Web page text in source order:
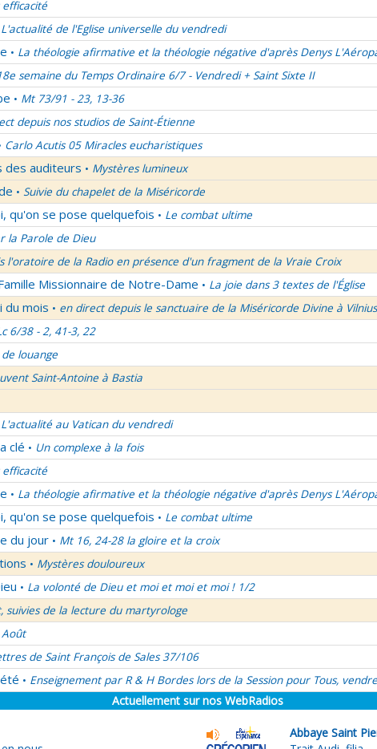
L'actualité de l'Eglise universelle du vendredi
• La théologie afirmative et la théologie négative d'après Denys
semaine du Temps Ordinaire 6/7 - Vendredi + Saint Sixte II
• Mt 73/91 - 23, 13-36
depuis nos studios de Saint-Étienne
Carlo Acutis 05 Miracles eucharistiques
des auditeurs • Mystères lumineux
• Suivie du chapelet de la Miséricorde
qu'on se pose quelquefois • Le combat ultime
la Parole de Dieu
l'oratoire de la Radio en présence d'un fragment de la Vraie Croix
Missionnaire de Notre-Dame • La joie dans 3 textes de l'Église
du mois • en direct depuis le sanctuaire de la Miséricorde Divine à Vilnius
6/38 - 2, 41-3, 22
louange
Saint-Antoine à Bastia
L'actualité au Vatican du vendredi
clé • Un complexe à la fois
• La théologie afirmative et la théologie négative d'après Denys
qu'on se pose quelquefois • Le combat ultime
du jour • Mt 16, 24-28 la gloire et la croix
• Mystères douloureux
• La volonté de Dieu et moi et moi et moi ! 1/2
suivies de la lecture du martyrologe
de Saint François de Sales 37/106
• Enseignement par R & H Bordes lors de la Session pour Tous,
Actuellement sur nos WebRadios
Abbaye Saint